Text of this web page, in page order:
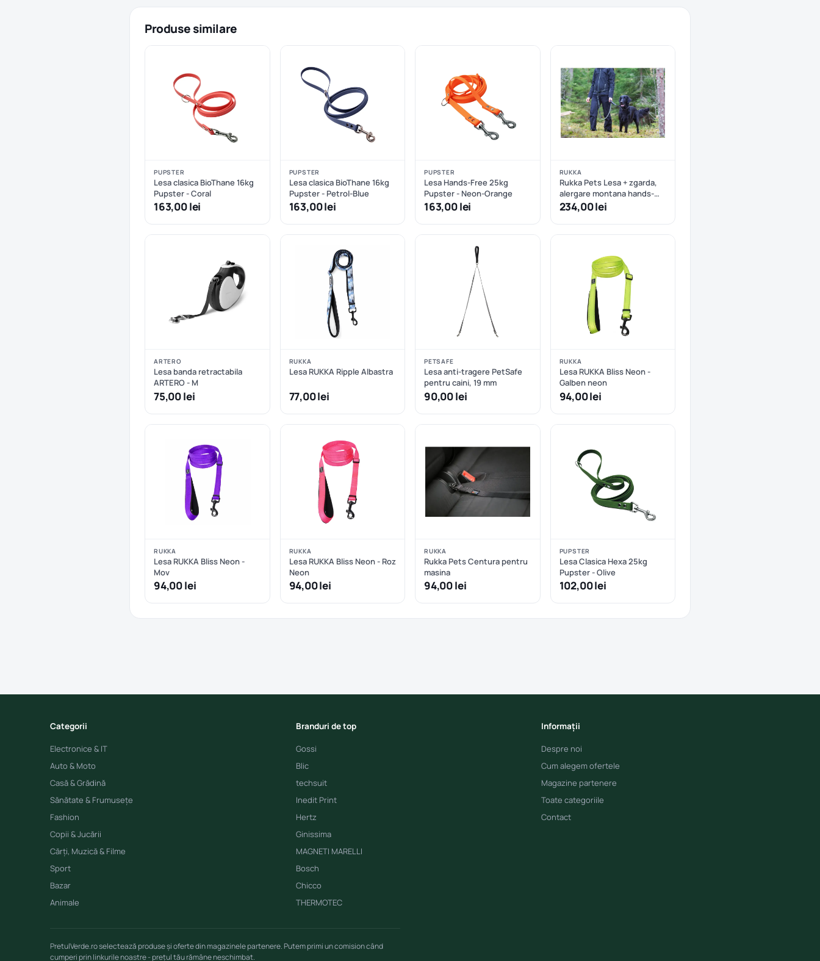
Produse similare
PUPSTER
Lesa clasica BioThane 16kg
Pupster - Coral
163,00 lei
PUPSTER
Lesa clasica BioThane 16kg
Pupster - Petrol-Blue
163,00 lei
PUPSTER
Lesa Hands-Free 25kg
Pupster - Neon-Orange
163,00 lei
RUKKA
Rukka Pets Lesa + zgarda,
alergare montana hands-
free
234,00 lei
ARTERO
Lesa banda retractabila
ARTERO - M
75,00 lei
RUKKA
Lesa RUKKA Ripple Albastra
77,00 lei
PETSAFE
Lesa anti-tragere PetSafe
pentru caini, 19 mm
90,00 lei
RUKKA
Lesa RUKKA Bliss Neon -
Galben neon
94,00 lei
RUKKA
Lesa RUKKA Bliss Neon -
Mov
94,00 lei
RUKKA
Lesa RUKKA Bliss Neon - Roz
Neon
94,00 lei
RUKKA
Rukka Pets Centura pentru
masina
94,00 lei
PUPSTER
Lesa Clasica Hexa 25kg
Pupster - Olive
102,00 lei
Categorii
Electronice & IT
Auto & Moto
Casă & Grădină
Sănătate & Frumusețe
Fashion
Copii & Jucării
Cărți, Muzică & Filme
Sport
Bazar
Animale
Branduri de top
Gossi
Blic
techsuit
Inedit Print
Hertz
Ginissima
MAGNETI MARELLI
Bosch
Chicco
THERMOTEC
Informații
Despre noi
Cum alegem ofertele
Magazine partenere
Toate categoriile
Contact
PretulVerde.ro selectează produse și oferte din magazinele partenere. Putem primi un comision când
cumperi prin linkurile noastre - prețul tău rămâne neschimbat.